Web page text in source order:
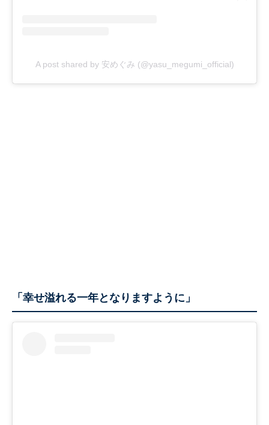
A post shared by 安めぐみ (@yasu_megumi_official)
「幸せ溢れる一年となりますように」